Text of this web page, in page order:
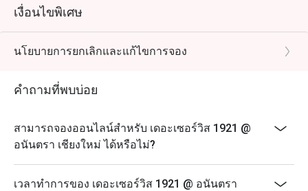
เงื่อนไขพิเศษ
นโยบายการยกเลิกและแก้ไขการจอง
คำถามที่พบบ่อย
สามารถจองออนไลน์สำหรับ เดอะเซอร์วิส 1921 @
อนันตรา เชียงใหม่ ได้หรือไม่?
เวลาทำการของ เดอะเซอร์วิส 1921 @ อนันตรา